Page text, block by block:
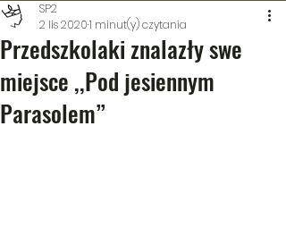
Przedszkolaki znalazły swe
miejsce ,,Pod jesiennym
Parasolem”
SP2
2 lis 20201 minut(y) czytania